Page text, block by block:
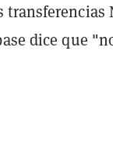
transferencias
dice que